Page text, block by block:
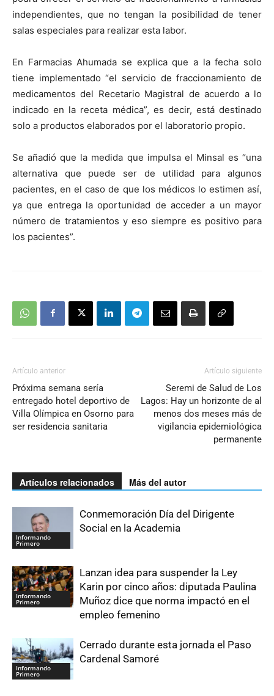
independientes, que no tengan la posibilidad de tener
salas especiales para realizar esta labor.
En Farmacias Ahumada se explica que a la fecha solo
tiene implementado “el servicio de fraccionamiento de
medicamentos del Recetario Magistral de acuerdo a lo
indicado en la receta médica”, es decir, está destinado
solo a productos elaborados por el laboratorio propio.
Se añadió que la medida que impulsa el Minsal es “una
alternativa que puede ser de utilidad para algunos
pacientes, en el caso de que los médicos lo estimen así,
ya que entrega la oportunidad de acceder a un mayor
número de tratamientos y eso siempre es positivo para
los pacientes”.
Artículo anterior
Próxima semana sería
entregado hotel deportivo de
Villa Olímpica en Osorno para
ser residencia sanitaria
Artículo siguiente
Seremi de Salud de Los
Lagos: Hay un horizonte de al
menos dos meses más de
vigilancia epidemiológica
permanente
Artículos relacionados Más del autor
Informando
Primero
Conmemoración Día del Dirigente
Social en la Academia
Informando
Primero
Lanzan idea para suspender la Ley
Karin por cinco años: diputada Paulina
Muñoz dice que norma impactó en el
empleo femenino
Informando
Primero
Cerrado durante esta jornada el Paso
Cardenal Samoré